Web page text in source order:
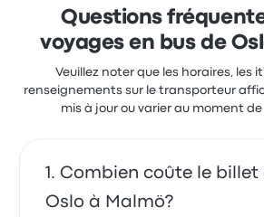
Le prix des billets Sindbad pour ce
commencer à 92 $
Questions
voyages en bus de
Veuillez noter que les horaires, les
renseignements sur le transporteur
mis à jour ou varier au moment
Combien coûte le billet
Oslo à Malmö?